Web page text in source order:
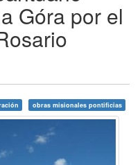
Góra por el
obras misionales pontificias